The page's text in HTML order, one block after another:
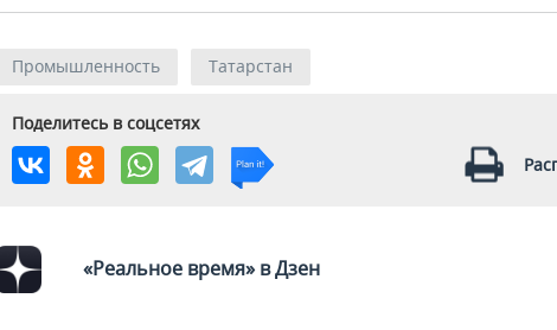
Промышленность Татарстан
Поделитесь в соцсетях
«Реальное время» в Дзен